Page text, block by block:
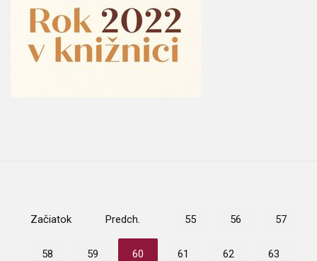
Začiatok Predch. 55 56 57
58 59 60 61 62 63